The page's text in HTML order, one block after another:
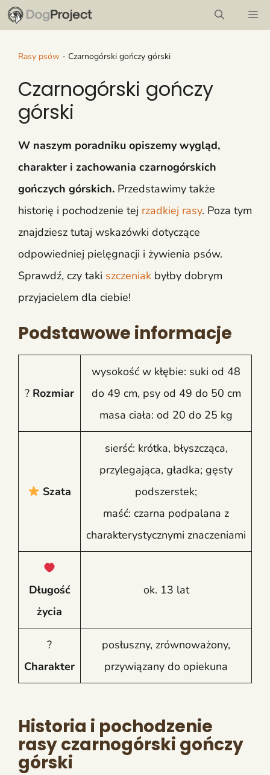
Przejdź
do
treściRasy psów - Czarnogórski gończy górski
Czarnogórski gończy
górski
W naszym poradniku opiszemy wygląd,
charakter i zachowania czarnogórskich
gończych górskich. Przedstawimy także
historię i pochodzenie tej rzadkiej rasy. Poza tym
znajdziesz tutaj wskazówki dotyczące
odpowiedniej pielęgnacji i żywienia psów.
Sprawdź, czy taki szczeniak byłby dobrym
przyjacielem dla ciebie!
Podstawowe informacje
? Rozmiar
wysokość w kłębie: suki od 48
do 49 cm, psy od 49 do 50 cm
masa ciała: od 20 do 25 kg
Szata
sierść: krótka, błyszcząca,
przylegająca, gładka; gęsty
podszerstek;
maść: czarna podpalana z
charakterystycznymi znaczeniami
Długość
życia
ok. 13 lat
?
Charakter
posłuszny, zrównoważony,
przywiązany do opiekuna
Historia i pochodzenie
rasy czarnogórski gończy
górski